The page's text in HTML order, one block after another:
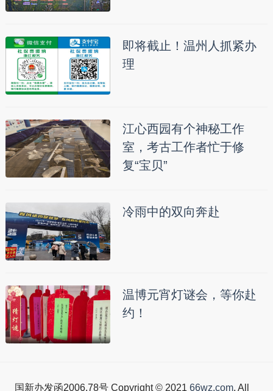
即将截止！温州人抓紧办
理
江心西园有个神秘工作
室，考古工作者忙于修
复“宝贝”
冷雨中的双向奔赴
温博元宵灯谜会，等你赴
约！
国新办发函2006.78号 Copyright © 2021 66wz.com. All